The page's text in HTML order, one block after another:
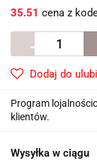
35.51 cena z
Dodaj do
Program
klientów.
Wysyłka w ciągu